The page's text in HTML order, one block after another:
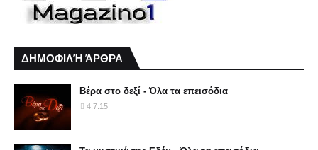
ΔΗΜΟΦΙΛΉ ΆΡΘΡΑ
Βέρα στο δεξί - Όλα τα επεισόδια
4.7.15